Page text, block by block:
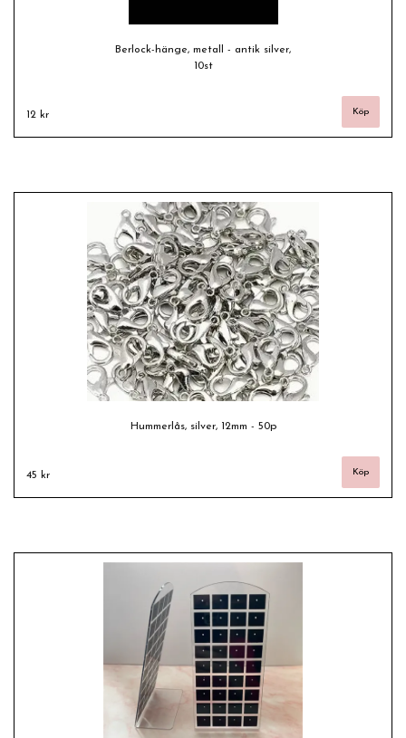
Berlock-hänge, metall - antik silver,
10st
12 kr
Hummerlås, silver, 12mm - 50p
45 kr